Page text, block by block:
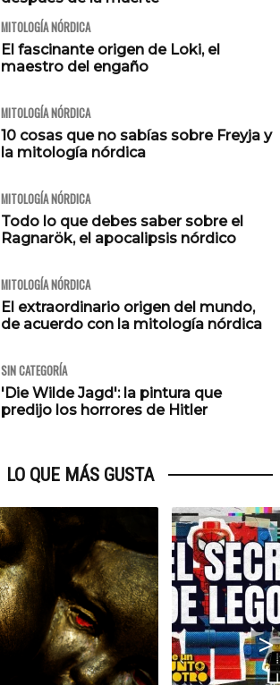
MITOLOGÍA NÓRDICA
El fascinante origen de Loki, el
maestro del engaño
MITOLOGÍA NÓRDICA
10 cosas que no sabías sobre Freyja y
la mitología nórdica
MITOLOGÍA NÓRDICA
Todo lo que debes saber sobre el
Ragnarök, el apocalipsis nórdico
MITOLOGÍA NÓRDICA
El extraordinario origen del mundo,
de acuerdo con la mitología nórdica
SIN CATEGORÍA
'Die Wilde Jagd': la pintura que
predijo los horrores de Hitler
LO QUE MÁS GUSTA